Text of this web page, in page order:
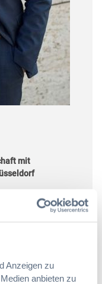
Anzeigen zu
anbieten zu
mit
komplexen
2010 trat
Kluth ein.